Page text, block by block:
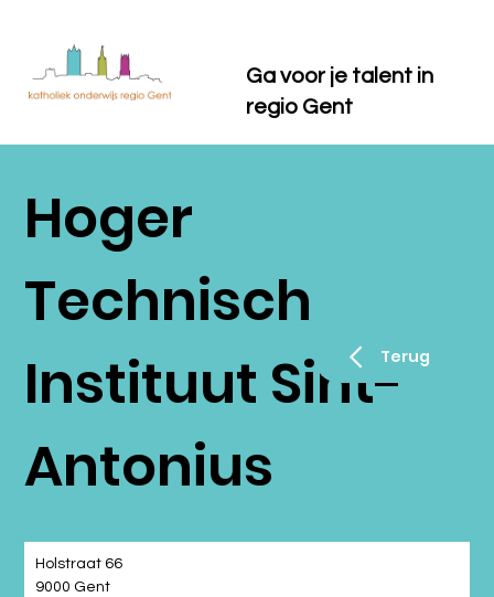
Ga voor je talent in
regio Gent
Hoger
Technisch
Instituut Sint-
Antonius
Holstraat 66
9000 Gent
Terug